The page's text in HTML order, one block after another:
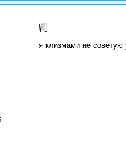
я клизмами не советую